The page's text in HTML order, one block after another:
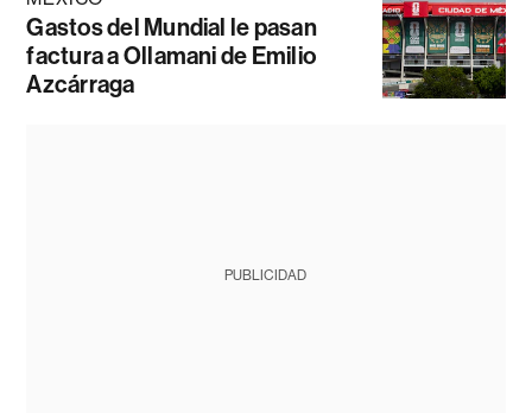
Gastos del Mundial le pasan
factura a Ollamani de Emilio
Azcárraga
PUBLICIDAD